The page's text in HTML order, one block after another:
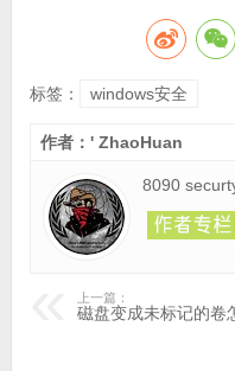
标签： windows安全
作者：' ZhaoHuan
8090
上一篇：
磁盘变成未标记的卷